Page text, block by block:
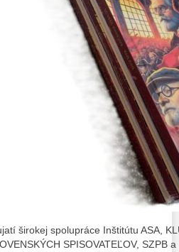
širokej spolupráce Inštitútu ASA,
SPISOVATEĽOV, SZPB